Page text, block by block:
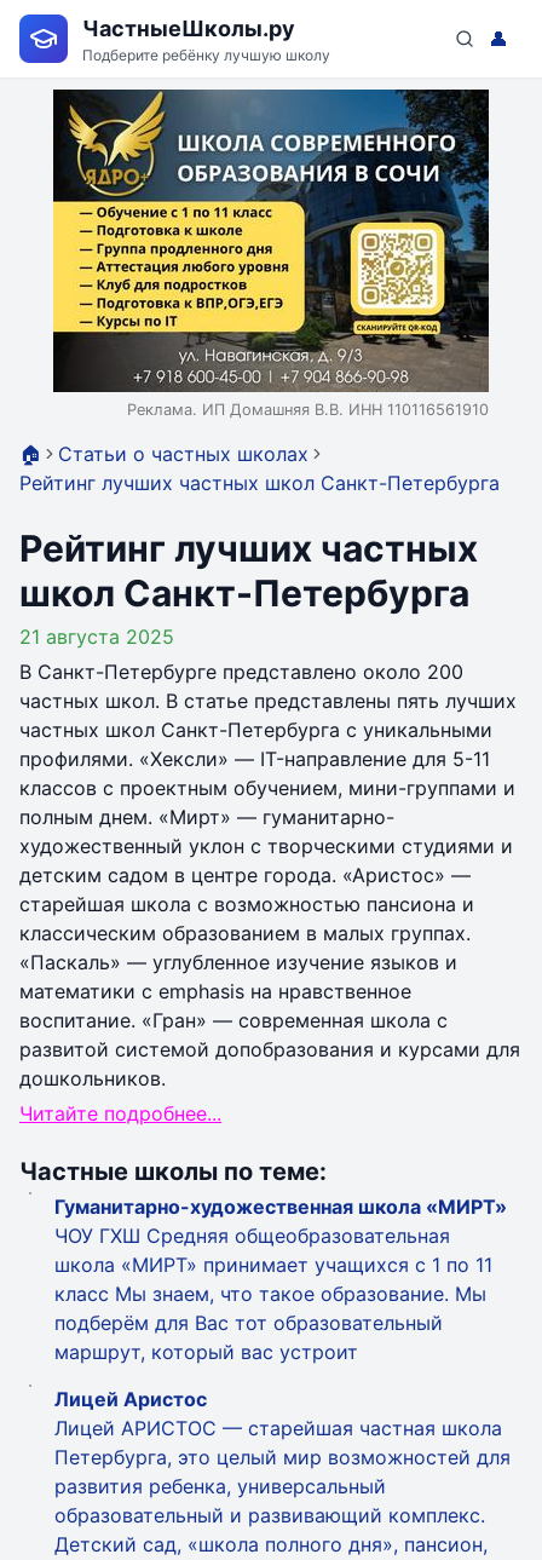
ЧастныеШколы.ру
Подберите ребёнку лучшую школу
👤
Реклама. ИП Домашняя В.В. ИНН 110116561910
🏠
Статьи о частных школах
Рейтинг лучших частных школ Санкт-Петербурга
Рейтинг лучших частных
школ Санкт-Петербурга
21 августа 2025
В Санкт-Петербурге представлено около 200
частных школ. В статье представлены пять лучших
частных школ Санкт-Петербурга с уникальными
профилями. «Хексли» — IT-направление для 5-11
классов с проектным обучением, мини-группами и
полным днем. «Мирт» — гуманитарно-
художественный уклон с творческими студиями и
детским садом в центре города. «Аристос» —
старейшая школа с возможностью пансиона и
классическим образованием в малых группах.
«Паскаль» — углубленное изучение языков и
математики с emphasis на нравственное
воспитание. «Гран» — современная школа с
развитой системой допобразования и курсами для
дошкольников.
Читайте подробнее...
Частные школы по теме:
Гуманитарно-художественная школа «МИРТ»
ЧОУ ГХШ Средняя общеобразовательная
школа «МИРТ» принимает учащихся с 1 по 11
класс Мы знаем, что такое образование. Мы
подберём для Вас тот образовательный
маршрут, который вас устроит
Лицей Аристос
Лицей АРИСТОС — старейшая частная школа
Петербурга, это целый мир возможностей для
развития ребенка, универсальный
образовательный и развивающий комплекс.
Детский сад, «школа полного дня», пансион,